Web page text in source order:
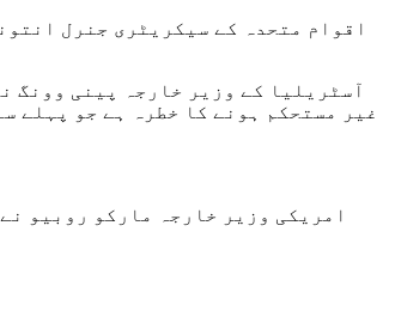
اقوام متحدہ کے سیکریٹری جنرل
آسٹریلیا کے وزیر خارجہ پینی وونگ
غیر مستحکم ہونے کا خطرہ ہے جو پہلے
امریکی وزیر خارجہ مارکو روبیو